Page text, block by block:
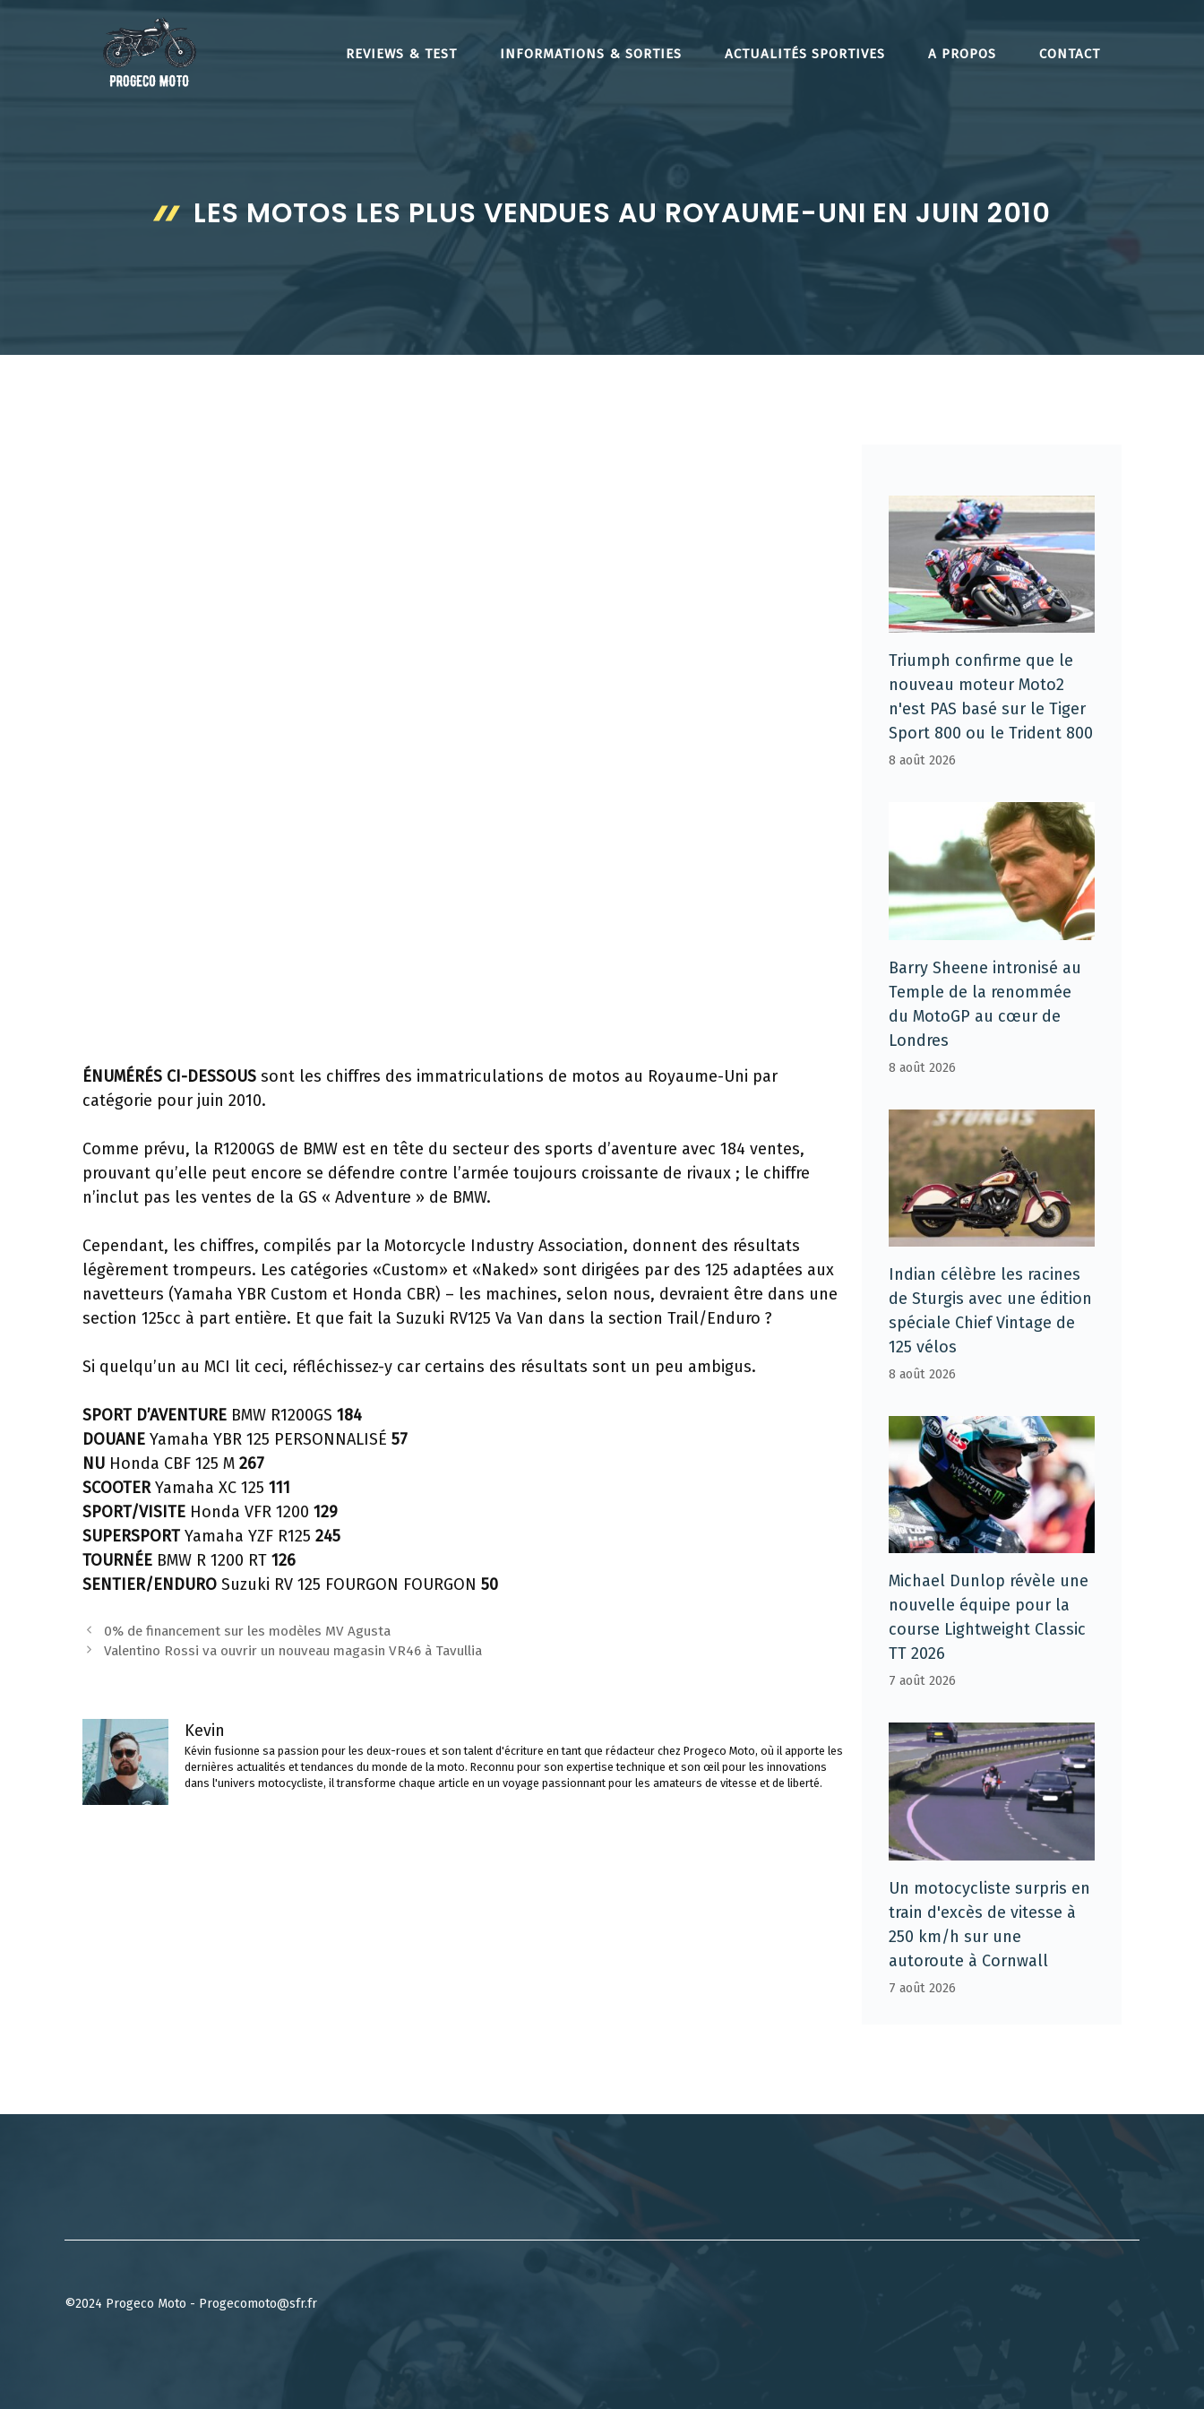
REVIEWS & TEST INFORMATIONS & SORTIES ACTUALITÉS SPORTIVES A PROPOS CONTACT
LES MOTOS LES PLUS VENDUES AU ROYAUME-UNI EN JUIN 2010
ÉNUMÉRÉS CI-DESSOUS sont les chiffres des immatriculations de motos au Royaume-Uni par
catégorie pour juin 2010.
Comme prévu, la R1200GS de BMW est en tête du secteur des sports d’aventure avec 184 ventes,
prouvant qu’elle peut encore se défendre contre l’armée toujours croissante de rivaux ; le chiffre
n’inclut pas les ventes de la GS « Adventure » de BMW.
Cependant, les chiffres, compilés par la Motorcycle Industry Association, donnent des résultats
légèrement trompeurs. Les catégories «Custom» et «Naked» sont dirigées par des 125 adaptées aux
navetteurs (Yamaha YBR Custom et Honda CBR) – les machines, selon nous, devraient être dans une
section 125cc à part entière. Et que fait la Suzuki RV125 Va Van dans la section Trail/Enduro ?
Si quelqu’un au MCI lit ceci, réfléchissez-y car certains des résultats sont un peu ambigus.
SPORT D’AVENTURE BMW R1200GS 184
DOUANE Yamaha YBR 125 PERSONNALISÉ 57
NU Honda CBF 125 M 267
SCOOTERYamaha XC 125 111
SPORT/VISITE Honda VFR 1200 129
SUPERSPORTYamaha YZF R125 245
TOURNÉE BMW R 1200 RT 126
SENTIER/ENDURO Suzuki RV 125 FOURGON FOURGON 50
Navigation
des
0% de financement sur les modèles MV Agusta
Valentino Rossi va ouvrir un nouveau magasin VR46 à Tavullia
Kevin
Kévin fusionne sa passion pour les deux-roues et son talent d'écriture en tant que rédacteur chez Progeco Moto, où il apporte les
dernières actualités et tendances du monde de la moto. Reconnu pour son expertise technique et son œil pour les innovations
dans l'univers motocycliste, il transforme chaque article en un voyage passionnant pour les amateurs de vitesse et de liberté.
Triumph confirme que le
nouveau moteur Moto2
n'est PAS basé sur le Tiger
Sport 800 ou le Trident 800
8 août 2026
Barry Sheene intronisé au
Temple de la renommée
du MotoGP au cœur de
Londres
8 août 2026
Indian célèbre les racines
de Sturgis avec une édition
spéciale Chief Vintage de
125 vélos
8 août 2026
Michael Dunlop révèle une
nouvelle équipe pour la
course Lightweight Classic
TT 2026
7 août 2026
Un motocycliste surpris en
train d'excès de vitesse à
250 km/h sur une
autoroute à Cornwall
7 août 2026
©2024 Progeco Moto - Progecomoto@sfr.fr